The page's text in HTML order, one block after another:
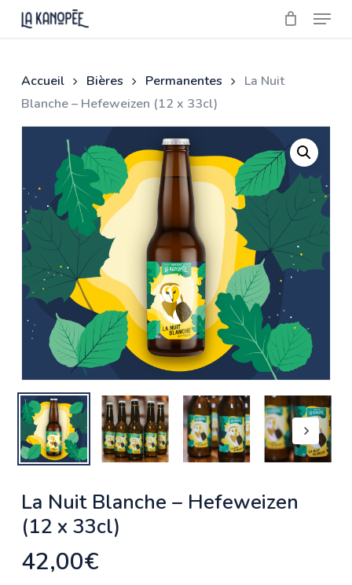
Skip
Menu
Accueil Bières Permanentes
La Nuit
Blanche – Hefeweizen (12 x 33cl)
La Nuit Blanche – Hefeweizen
(12 x 33cl)
42,00€